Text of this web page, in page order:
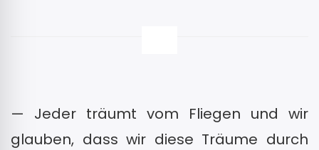
— Jeder träumt vom Fliegen und wir
glauben, dass wir diese Träume durch